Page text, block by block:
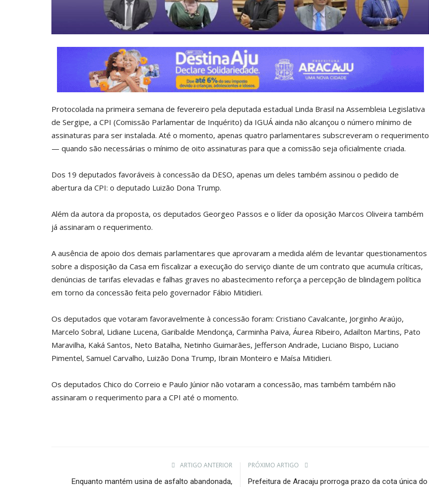
Protocolada na primeira semana de fevereiro pela deputada estadual Linda Brasil na Assembleia Legislativa
de Sergipe, a CPI (Comissão Parlamentar de Inquérito) da IGUÁ ainda não alcançou o número mínimo de
assinaturas para ser instalada. Até o momento, apenas quatro parlamentares subscreveram o requerimento
— quando são necessárias o mínimo de oito assinaturas para que a comissão seja oficialmente criada.
Dos 19 deputados favoráveis à concessão da DESO, apenas um deles também assinou o pedido de
abertura da CPI: o deputado Luizão Dona Trump.
Além da autora da proposta, os deputados Georgeo Passos e o líder da oposição Marcos Oliveira também
já assinaram o requerimento.
A ausência de apoio dos demais parlamentares que aprovaram a medida além de levantar questionamentos
sobre a disposição da Casa em fiscalizar a execução do serviço diante de um contrato que acumula críticas,
denúncias de tarifas elevadas e falhas graves no abastecimento reforça a percepção de blindagem política
em torno da concessão feita pelo governador Fábio Mitidieri.
Os deputados que votaram favoravelmente à concessão foram: Cristiano Cavalcante, Jorginho Araújo,
Marcelo Sobral, Lidiane Lucena, Garibalde Mendonça, Carminha Paiva, Áurea Ribeiro, Adailton Martins, Pato
Maravilha, Kaká Santos, Neto Batalha, Netinho Guimarães, Jefferson Andrade, Luciano Bispo, Luciano
Pimentel, Samuel Carvalho, Luizão Dona Trump, Ibrain Monteiro e Maísa Mitidieri.
Os deputados Chico do Correio e Paulo Júnior não votaram a concessão, mas também também não
assinaram o requerimento para a CPI até o momento.
ARTIGO ANTERIOR
Enquanto mantém usina de asfalto abandonada,
PRÓXIMO ARTIGO
Prefeitura de Aracaju prorroga prazo da cota única do